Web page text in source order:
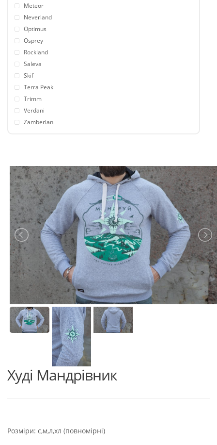
Meteor
Neverland
Optimus
Osprey
Rockland
Saleva
Skif
Terra Peak
Trimm
Verdani
Zamberlan
Худі Мандрівник
Розміри: с,м,л,хл (повномірні)